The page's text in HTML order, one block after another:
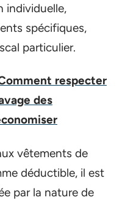
individuelle,
spécifiques,
particulier.
respecter
des
vêtements de
déductible, il est
par la nature de